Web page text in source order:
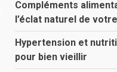
Compléments
l’éclat naturel de
Hypertension et
pour bien vieillir